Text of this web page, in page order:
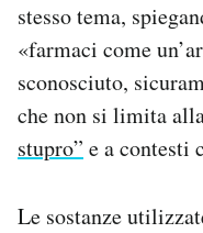
stesso tema,
«farmaci come
sconosciuto,
che non si limita
stupro” e a contesti
Le sostanze